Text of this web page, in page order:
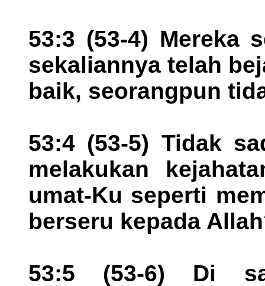
53:3 (53-4) Mereka
sekaliannya telah
baik, seorangpun
53:4 (53-5) Tidak
melakukan
umat-Ku seperti
berseru kepada
53:5 (53-6) Di